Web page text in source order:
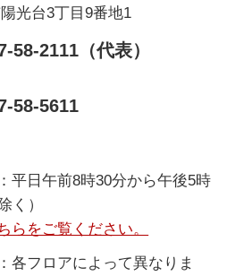
光台3丁目9番地1
58-2111（代表）
58-5611
平日午前8時30分から午後5時
く）
をご覧ください。
各フロアによって異なりま